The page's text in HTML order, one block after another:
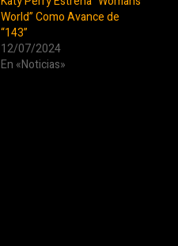
World” Como Avance de
“143”
12/07/2024
En «Noticias»